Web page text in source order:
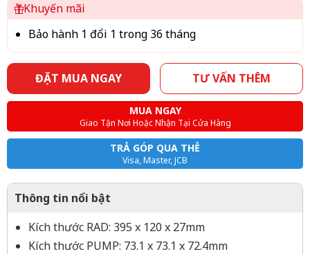
Khuyến mãi
Bảo hành 1 đổi 1 trong 36 tháng
ĐẶT MUA NGAY TƯ VẤN THÊM
MUA NGAY
Giao Tận Nơi Hoặc Nhận Tại Cửa Hàng
TRẢ GÓP QUA THẺ
Visa, Master, JCB
Thông tin nổi bật
Kích thước RAD: 395 x 120 x 27mm
Kích thước PUMP: 73.1 x 73.1 x 72.4mm